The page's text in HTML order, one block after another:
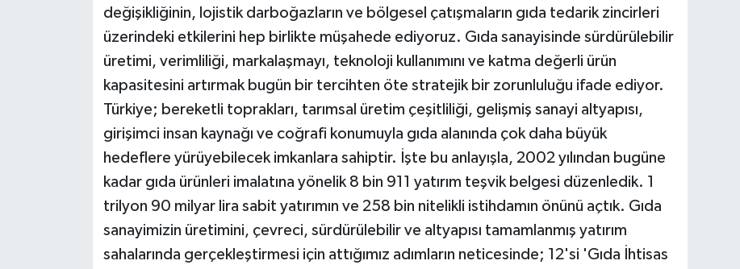
değişikliğinin, lojistik darboğazların ve bölgesel çatışmaların gıda tedarik zincirleri
üzerindeki etkilerini hep birlikte müşahede ediyoruz. Gıda sanayisinde sürdürülebilir
üretimi, verimliliği, markalaşmayı, teknoloji kullanımını ve katma değerli ürün
kapasitesini artırmak bugün bir tercihten öte stratejik bir zorunluluğu ifade ediyor.
Türkiye; bereketli toprakları, tarımsal üretim çeşitliliği, gelişmiş sanayi altyapısı,
girişimci insan kaynağı ve coğrafi konumuyla gıda alanında çok daha büyük
hedeflere yürüyebilecek imkanlara sahiptir. İşte bu anlayışla, 2002 yılından bugüne
kadar gıda ürünleri imalatına yönelik 8 bin 911 yatırım teşvik belgesi düzenledik. 1
trilyon 90 milyar lira sabit yatırımın ve 258 bin nitelikli istihdamın önünü açtık. Gıda
sanayimizin üretimini, çevreci, sürdürülebilir ve altyapısı tamamlanmış yatırım
sahalarında gerçekleştirmesi için attığımız adımların neticesinde; 12'si 'Gıda İhtisas